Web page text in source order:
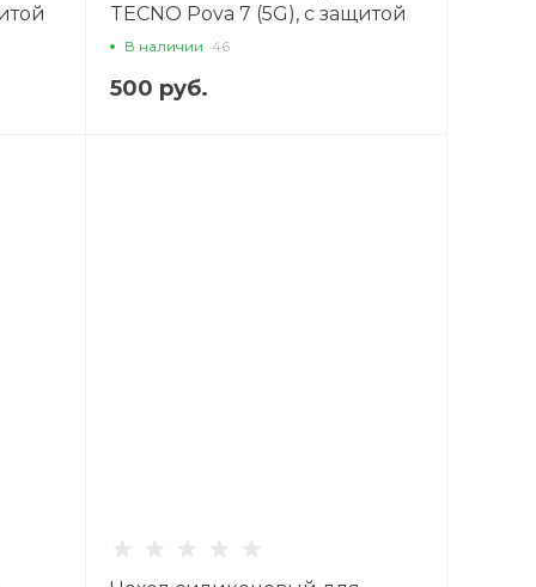
TECNO Pova 7 (5G), с защитой
камеры, X-CASE, прозрачный
В наличии 46
500 руб.